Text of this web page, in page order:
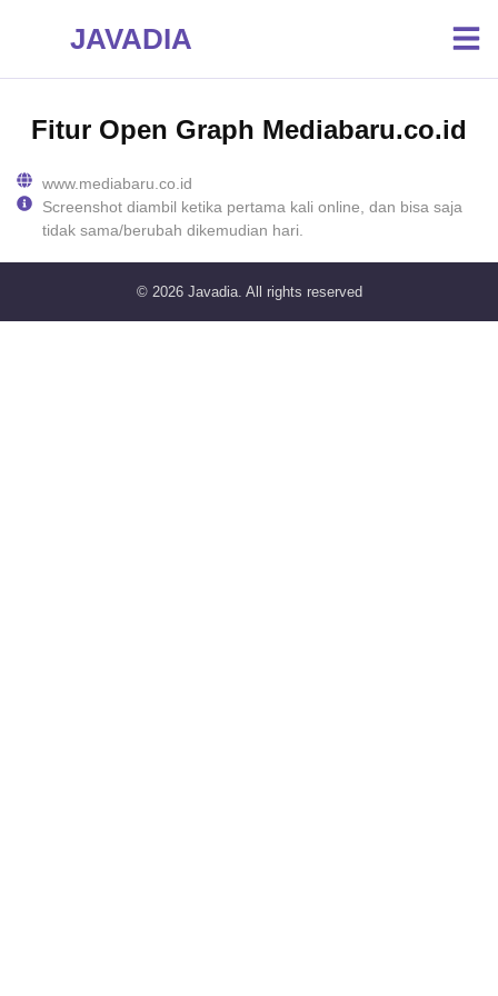
JAVADIA
Fitur Open Graph Mediabaru.co.id
www.mediabaru.co.id
Screenshot diambil ketika pertama kali online, dan bisa saja
tidak sama/berubah dikemudian hari.
© 2026 Javadia. All rights reserved